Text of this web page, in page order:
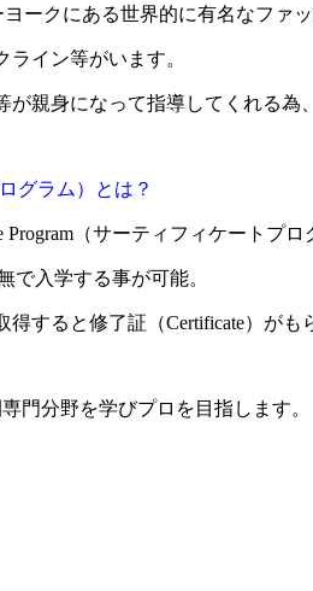
ークにある世界的に有名なファ
イン等がいます。
親身になって指導してくれる為
グラム）とは？
（サーティフィケートプロ
で入学する事が可能。
すると修了証（Certificate）がも
門分野を学びプロを目指します。